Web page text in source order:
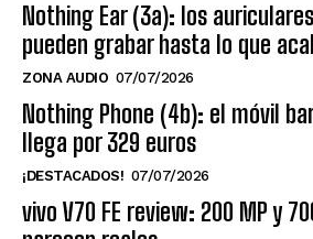
Nothing Ear (3a): los
pueden grabar hasta lo que
ZONA AUDIO 07/07/2026
Nothing Phone (4b): el móvil
llega por 329 euros
¡DESTACADOS! 07/07/2026
vivo V70 FE review: 200 MP y